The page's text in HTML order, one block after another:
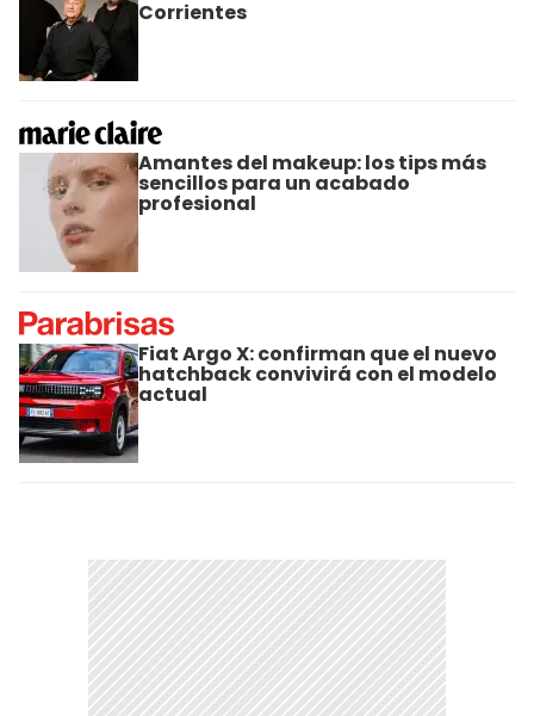
Corrientes
Amantes del makeup: los tips más
sencillos para un acabado
profesional
Fiat Argo X: confirman que el nuevo
hatchback convivirá con el modelo
actual